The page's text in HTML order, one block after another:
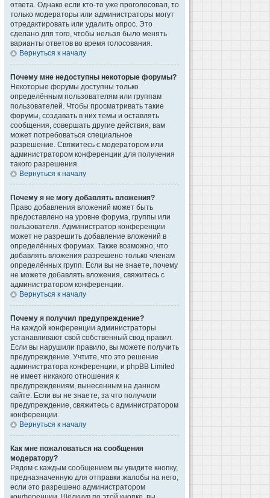
ответа. Однако если кто-то уже проголосовал, то
только модераторы или администраторы могут
отредактировать или удалить опрос. Это
сделано для того, чтобы нельзя было менять
варианты ответов во время голосования.
Вернуться к началу
Почему мне недоступны некоторые форумы?
Некоторые форумы доступны только
определённым пользователям или группам
пользователей. Чтобы просматривать такие
форумы, создавать в них темы и оставлять
сообщения, совершать другие действия, вам
может потребоваться специальное
разрешение. Свяжитесь с модератором или
администратором конференции для получения
такого разрешения.
Вернуться к началу
Почему я не могу добавлять вложения?
Право добавления вложений может быть
предоставлено на уровне форума, группы или
пользователя. Администратор конференции
может не разрешить добавление вложений в
определённых форумах. Также возможно, что
добавлять вложения разрешено только членам
определённых групп. Если вы не знаете, почему
не можете добавлять вложения, свяжитесь с
администратором конференции.
Вернуться к началу
Почему я получил предупреждение?
На каждой конференции администраторы
устанавливают свой собственный свод правил.
Если вы нарушили правило, вы можете получить
предупреждение. Учтите, что это решение
администратора конференции, и phpBB Limited
не имеет никакого отношения к
предупреждениям, вынесенным на данном
сайте. Если вы не знаете, за что получили
предупреждение, свяжитесь с администратором
конференции.
Вернуться к началу
Как мне пожаловаться на сообщения
модератору?
Рядом с каждым сообщением вы увидите кнопку,
предназначенную для отправки жалобы на него,
если это разрешено администратором